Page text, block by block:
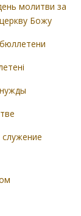
молитви за
Божу